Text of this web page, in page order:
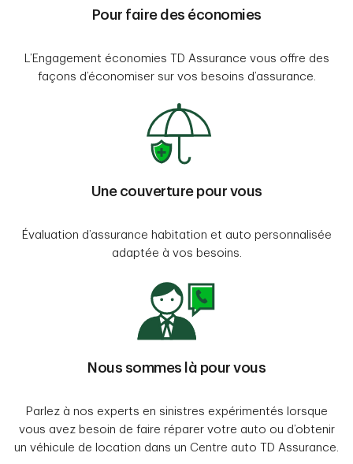
Pour faire des économies
L’Engagement économies TD Assurance vous offre des
façons d’économiser sur vos besoins d’assurance.
Une couverture pour vous
Évaluation d’assurance habitation et auto personnalisée
adaptée à vos besoins.
Nous sommes là pour vous
Parlez à nos experts en sinistres expérimentés lorsque
vous avez besoin de faire réparer votre auto ou d’obtenir
un véhicule de location dans un Centre auto TD Assurance.